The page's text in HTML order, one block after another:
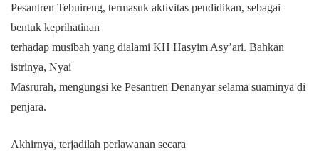
Pesantren Tebuireng, termasuk aktivitas pendidikan, sebagai
bentuk keprihatinan
terhadap musibah yang dialami KH Hasyim Asy’ari. Bahkan
istrinya, Nyai
Masrurah, mengungsi ke Pesantren Denanyar selama suaminya di
penjara.
Akhirnya, terjadilah perlawanan secara